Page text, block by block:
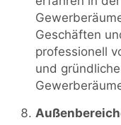
Geschäften
professionell
und